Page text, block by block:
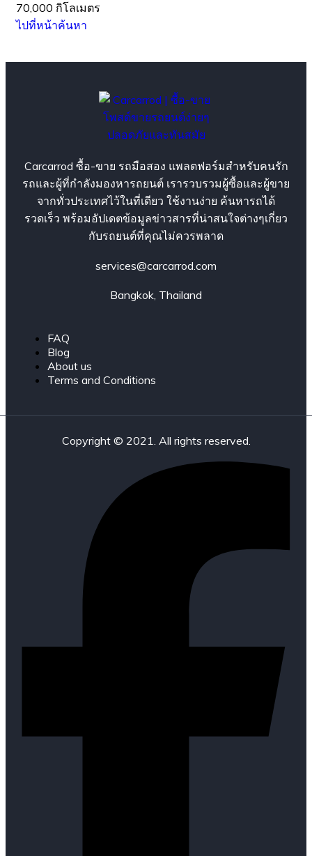
70,000 กิโลเมตร
ไปที่หน้าค้นหา
Carcarrod ซื้อ-ขาย รถมือสอง แพลตฟอร์มสำหรับคนรัก
รถและผู้ที่กำลังมองหารถยนต์ เรารวบรวมผู้ซื้อและผู้ขาย
จากทั่วประเทศไว้ในที่เดียว ใช้งานง่าย ค้นหารถได้
รวดเร็ว พร้อมอัปเดตข้อมูลข่าวสารที่น่าสนใจต่างๆเกี่ยว
กับรถยนต์ที่คุณไม่ควรพลาด
services@carcarrod.com
Bangkok, Thailand
FAQ
Blog
About us
Terms and Conditions
Copyright © 2021. All rights reserved.